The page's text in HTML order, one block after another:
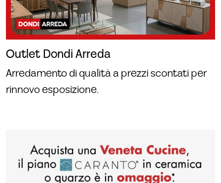
Outlet Dondi Arreda
Arredamento di qualità a prezzi scontati per
rinnovo esposizione.